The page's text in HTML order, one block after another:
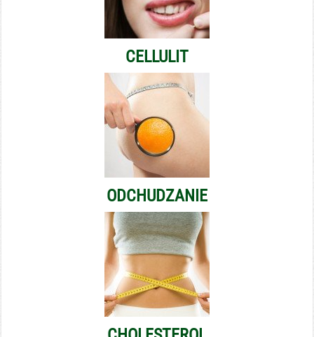
CELLULIT
ODCHUDZANIE